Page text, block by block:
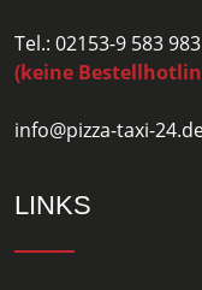
Tel.: 02153-9 583 983
(keine
info@pizza-taxi-
LINKS